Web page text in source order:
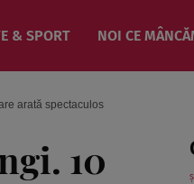
& SPORT NOI CE
arată spectaculos
10